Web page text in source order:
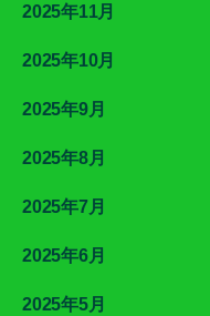
2025年11月
2025年10月
2025年9月
2025年8月
2025年7月
2025年6月
2025年5月